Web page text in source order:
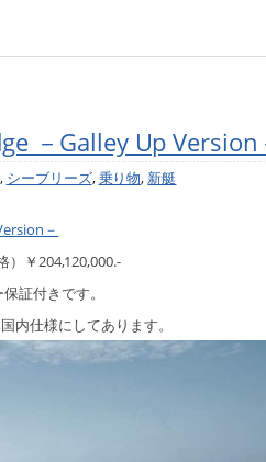
－Galley Up Version
, シーブリーズ,乗り物, 新艇
－
￥204,120,000.-
証付きです。
内仕様にしてあります。